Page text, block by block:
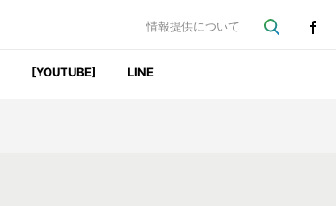
情報提供について
[YOUTUBE] LINE